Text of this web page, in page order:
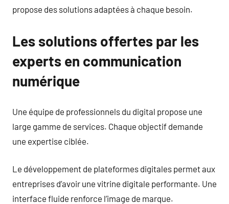
propose des solutions adaptées à chaque besoin.
Les solutions offertes par les
experts en communication
numérique
Une équipe de professionnels du digital propose une
large gamme de services. Chaque objectif demande
une expertise ciblée.
Le développement de plateformes digitales permet aux
entreprises d’avoir une vitrine digitale performante. Une
interface fluide renforce l’image de marque.